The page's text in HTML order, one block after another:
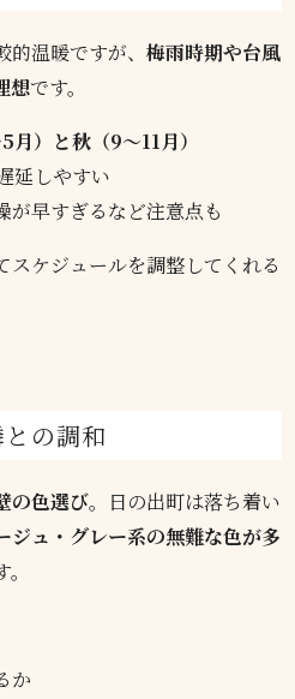
的温暖ですが、梅雨時期や台風
想です。
月）と秋（9〜11月）
延しやすい
が早すぎるなど注意点も
スケジュールを調整してくれる
の調和
の色選び。日の出町は落ち着い
ジュ・グレー系の無難な色が多
か